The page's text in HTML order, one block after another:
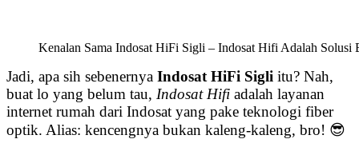
Kenalan Sama Indosat HiFi Sigli – Indosat Hifi Adalah Solusi
Jadi, apa sih sebenernya Indosat HiFi Sigli itu? Nah,
buat lo yang belum tau, Indosat Hifi adalah layanan
internet rumah dari Indosat yang pake teknologi fiber
optik. Alias: kencengnya bukan kaleng-kaleng, bro! 😎